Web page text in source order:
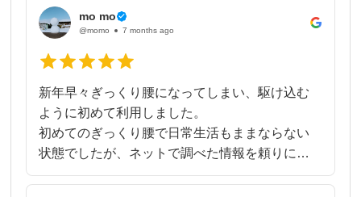
mo mo
@momo 7 months ago
新年早々ぎっくり腰になってしまい、駆け込む
ように初めて利用しました。
初めてのぎっくり腰で日常生活もままならない
状態でしたが、ネットで調べた情報を頼りに
「整体行っても仕方ないんじゃ…」と思ってま